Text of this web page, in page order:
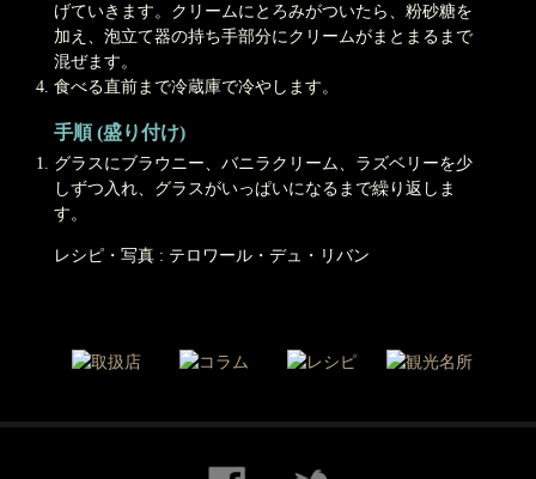
げていきます。クリームにとろみがついたら、粉砂糖を
加え、泡立て器の持ち手部分にクリームがまとまるまで
混ぜます。
食べる直前まで冷蔵庫で冷やします。
手順 (盛り付け)
グラスにブラウニー、バニラクリーム、ラズベリーを少
しずつ入れ、グラスがいっぱいになるまで繰り返しま
す。
レシピ・写真 : テロワール・デュ・リバン